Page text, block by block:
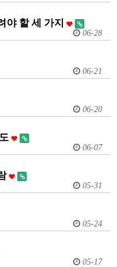
야 할 세 가지
06-28
06-21
06-20
06-07
05-31
05-24
05-17